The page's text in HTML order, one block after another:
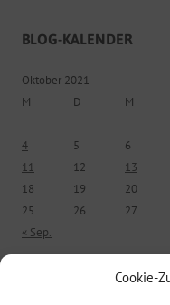
Cookie-
BLOG-KALENDER
Oktober 2021
M
D M
4
5 6
11
12 13
18
19 20
25
26 27
« Sep.